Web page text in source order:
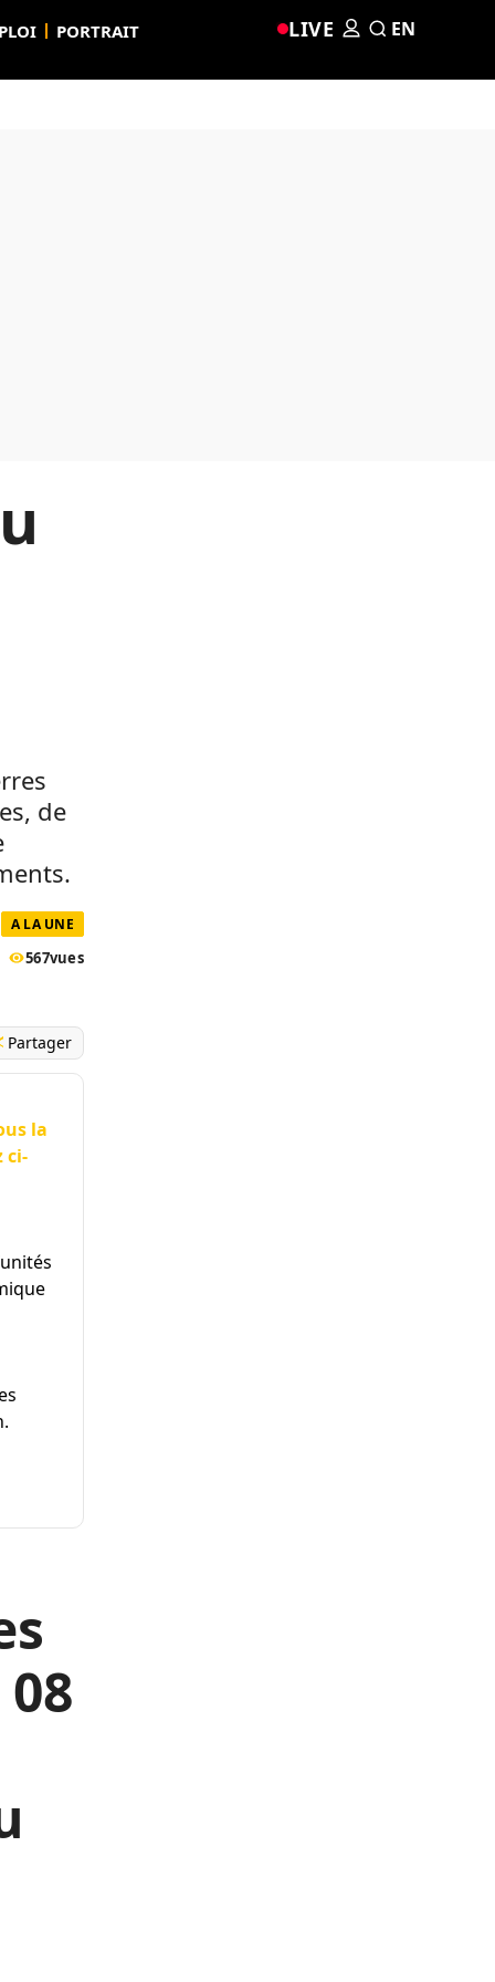
PORTRAIT LIVE EN
de
A LA UNE
567vues
Partager
la
ci-